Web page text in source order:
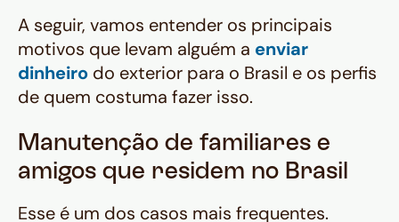
A seguir, vamos entender os principais
motivos que levam alguém a enviar
dinheiro do exterior para o Brasil e os perfis
de quem costuma fazer isso.
Manutenção de familiares e
amigos que residem no Brasil
Esse é um dos casos mais frequentes.